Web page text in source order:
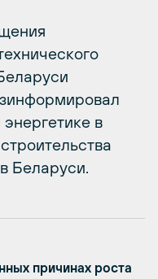
в
Беларуси.
причинах роста